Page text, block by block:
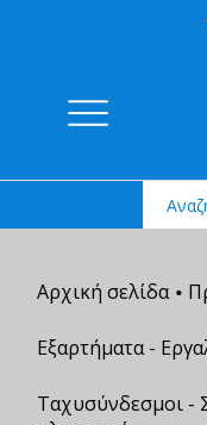
Αρχική σελίδα •
Εξαρτήματα -
Ταχυσύνδεσμοι -